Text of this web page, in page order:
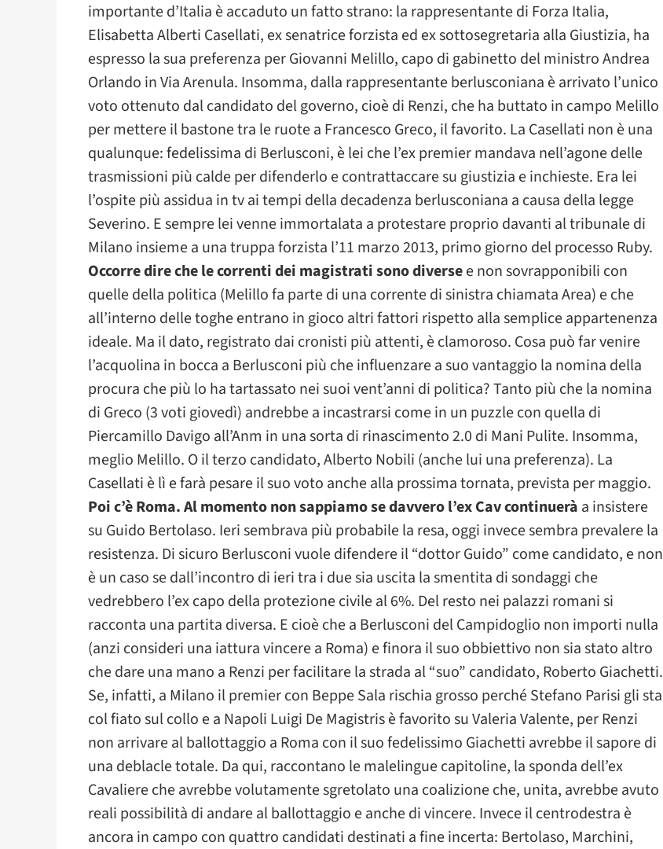
importante d’Italia è accaduto un fatto strano: la rappresentante di Forza Italia,
Elisabetta Alberti Casellati, ex senatrice forzista ed ex sottosegretaria alla Giustizia, ha
espresso la sua preferenza per Giovanni Melillo, capo di gabinetto del ministro Andrea
Orlando in Via Arenula. Insomma, dalla rappresentante berlusconiana è arrivato l’unico
voto ottenuto dal candidato del governo, cioè di Renzi, che ha buttato in campo Melillo
per mettere il bastone tra le ruote a Francesco Greco, il favorito. La Casellati non è una
qualunque: fedelissima di Berlusconi, è lei che l’ex premier mandava nell’agone delle
trasmissioni più calde per difenderlo e contrattaccare su giustizia e inchieste. Era lei
l’ospite più assidua in tv ai tempi della decadenza berlusconiana a causa della legge
Severino. E sempre lei venne immortalata a protestare proprio davanti al tribunale di
Milano insieme a una truppa forzista l’11 marzo 2013, primo giorno del processo Ruby.
Occorre dire che le correnti dei magistrati sono diversee non sovrapponibili con
quelle della politica (Melillo fa parte di una corrente di sinistra chiamata Area) e che
all’interno delle toghe entrano in gioco altri fattori rispetto alla semplice appartenenza
ideale. Ma il dato, registrato dai cronisti più attenti, è clamoroso. Cosa può far venire
l’acquolina in bocca a Berlusconi più che influenzare a suo vantaggio la nomina della
procura che più lo ha tartassato nei suoi vent’anni di politica? Tanto più che la nomina
di Greco (3 voti giovedì) andrebbe a incastrarsi come in un puzzle con quella di
Piercamillo Davigo all’Anm in una sorta di rinascimento 2.0 di Mani Pulite. Insomma,
meglio Melillo. O il terzo candidato, Alberto Nobili (anche lui una preferenza). La
Casellati è lì e farà pesare il suo voto anche alla prossima tornata, prevista per maggio.
Poi c’è Roma. Al momento non sappiamo se davvero l’ex Cav continuerà a insistere
su Guido Bertolaso. Ieri sembrava più probabile la resa, oggi invece sembra prevalere la
resistenza. Di sicuro Berlusconi vuole difendere il “dottor Guido” come candidato, e non
è un caso se dall’incontro di ieri tra i due sia uscita la smentita di sondaggi che
vedrebbero l’ex capo della protezione civile al 6%. Del resto nei palazzi romani si
racconta una partita diversa. E cioè che a Berlusconi del Campidoglio non importi nulla
(anzi consideri una iattura vincere a Roma) e finora il suo obbiettivo non sia stato altro
che dare una mano a Renzi per facilitare la strada al “suo” candidato, Roberto Giachetti.
Se, infatti, a Milano il premier con Beppe Sala rischia grosso perché Stefano Parisi gli sta
col fiato sul collo e a Napoli Luigi De Magistris è favorito su Valeria Valente, per Renzi
non arrivare al ballottaggio a Roma con il suo fedelissimo Giachetti avrebbe il sapore di
una deblacle totale. Da qui, raccontano le malelingue capitoline, la sponda dell’ex
Cavaliere che avrebbe volutamente sgretolato una coalizione che, unita, avrebbe avuto
reali possibilità di andare al ballottaggio e anche di vincere. Invece il centrodestra è
ancora in campo con quattro candidati destinati a fine incerta: Bertolaso, Marchini,